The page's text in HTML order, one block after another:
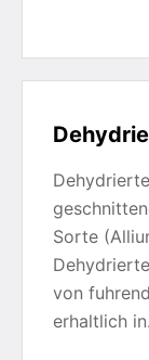
Sorte
von
erhaltlich